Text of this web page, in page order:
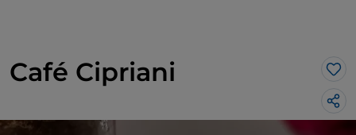
Café Cipriani